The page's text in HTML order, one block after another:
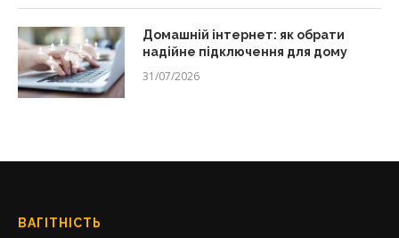
Домашній інтернет: як обрати
надійне підключення для дому
31/07/2026
ВАГІТНІСТЬ